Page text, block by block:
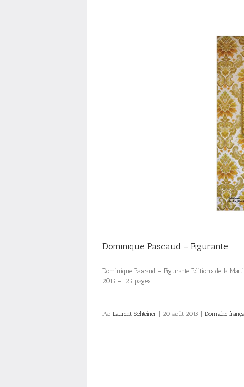
Dominique Pascaud – Figurante
Dominique Pascaud – Figurante Editions de la
2015 – 125 pages
Par Laurent Schteiner 20 août 2015 Domaine